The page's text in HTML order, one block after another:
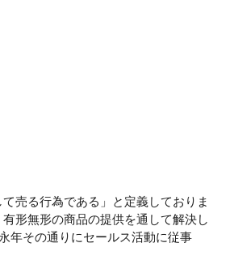
売る行為である」と定義しておりま
形無形の商品の提供を通して解決し
年その通りにセールス活動に従事